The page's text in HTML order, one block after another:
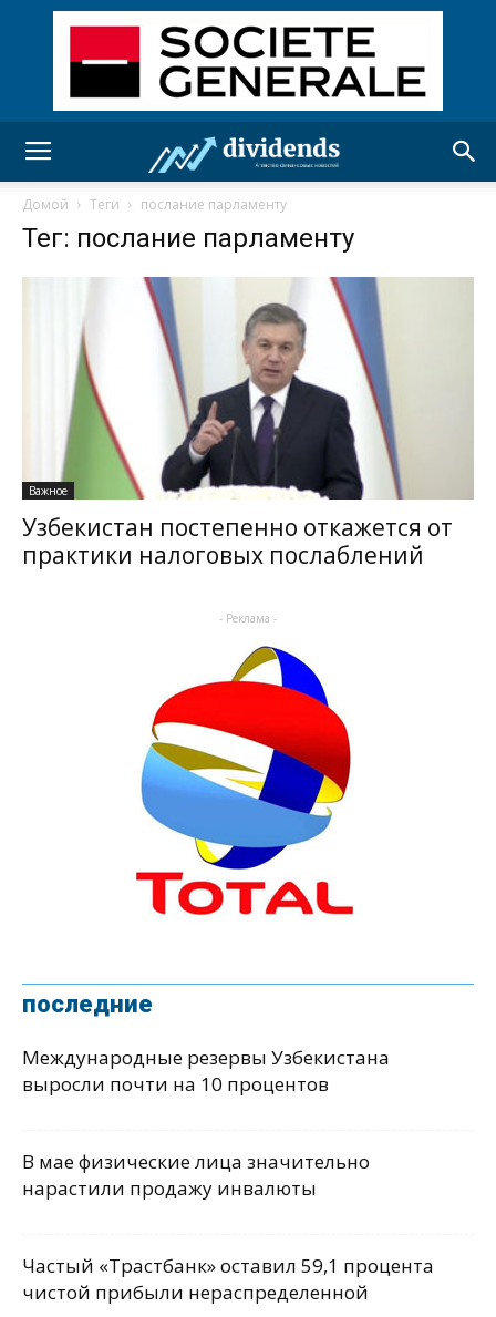
Домой Теги послание парламенту
Тег: послание парламенту
Важное
Узбекистан постепенно откажется от
практики налоговых послаблений
- Реклама -
последние
Международные резервы Узбекистана
выросли почти на 10 процентов
В мае физические лица значительно
нарастили продажу инвалюты
Частый «Трастбанк» оставил 59,1 процента
чистой прибыли нераспределенной